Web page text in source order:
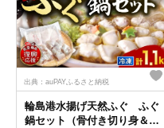
出典：auPAYふるさと納税
輪島港水揚げ天然ふぐ ふぐ
鍋セット（骨付き切り身＆白